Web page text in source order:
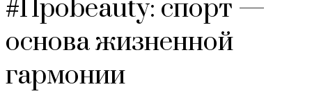
#Проbeauty: спорт —
основа жизненной
гармонии